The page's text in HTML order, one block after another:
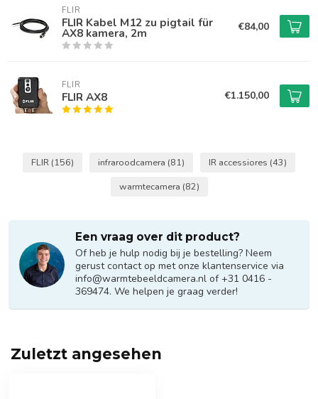
FLIR
FLIR Kabel M12 zu pigtail für
AX8 kamera, 2m €84,00
FLIR
FLIR AX8 €1.150,00
FLIR (156) infraroodcamera (81) IR accessiores (43)
warmtecamera (82)
Een vraag over dit product?
Of heb je hulp nodig bij je bestelling? Neem
gerust contact op met onze klantenservice via
info@warmtebeeldcamera.nl of +31 0416 -
369474. We helpen je graag verder!
Zuletzt angesehen